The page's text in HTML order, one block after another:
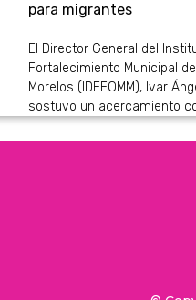
para migrantes
El Director General del
Fortalecimiento Municipal
Morelos (IDEFOMM), Ivar
sostuvo un acercamiento